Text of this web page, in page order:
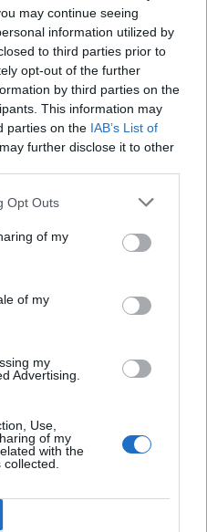
may continue seeing
information utilized by
to third parties prior to
opt-out of the further
by third parties on the
This information may
parties on the IAB’s List of
further disclose it to other
Opt Outs
of my
of my
my
Advertising.
Use,
of my
with the
da Faculdade de
do Porto no escadório